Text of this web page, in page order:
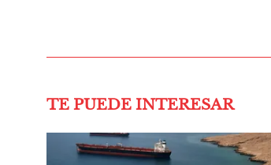
TE PUEDE INTERESAR